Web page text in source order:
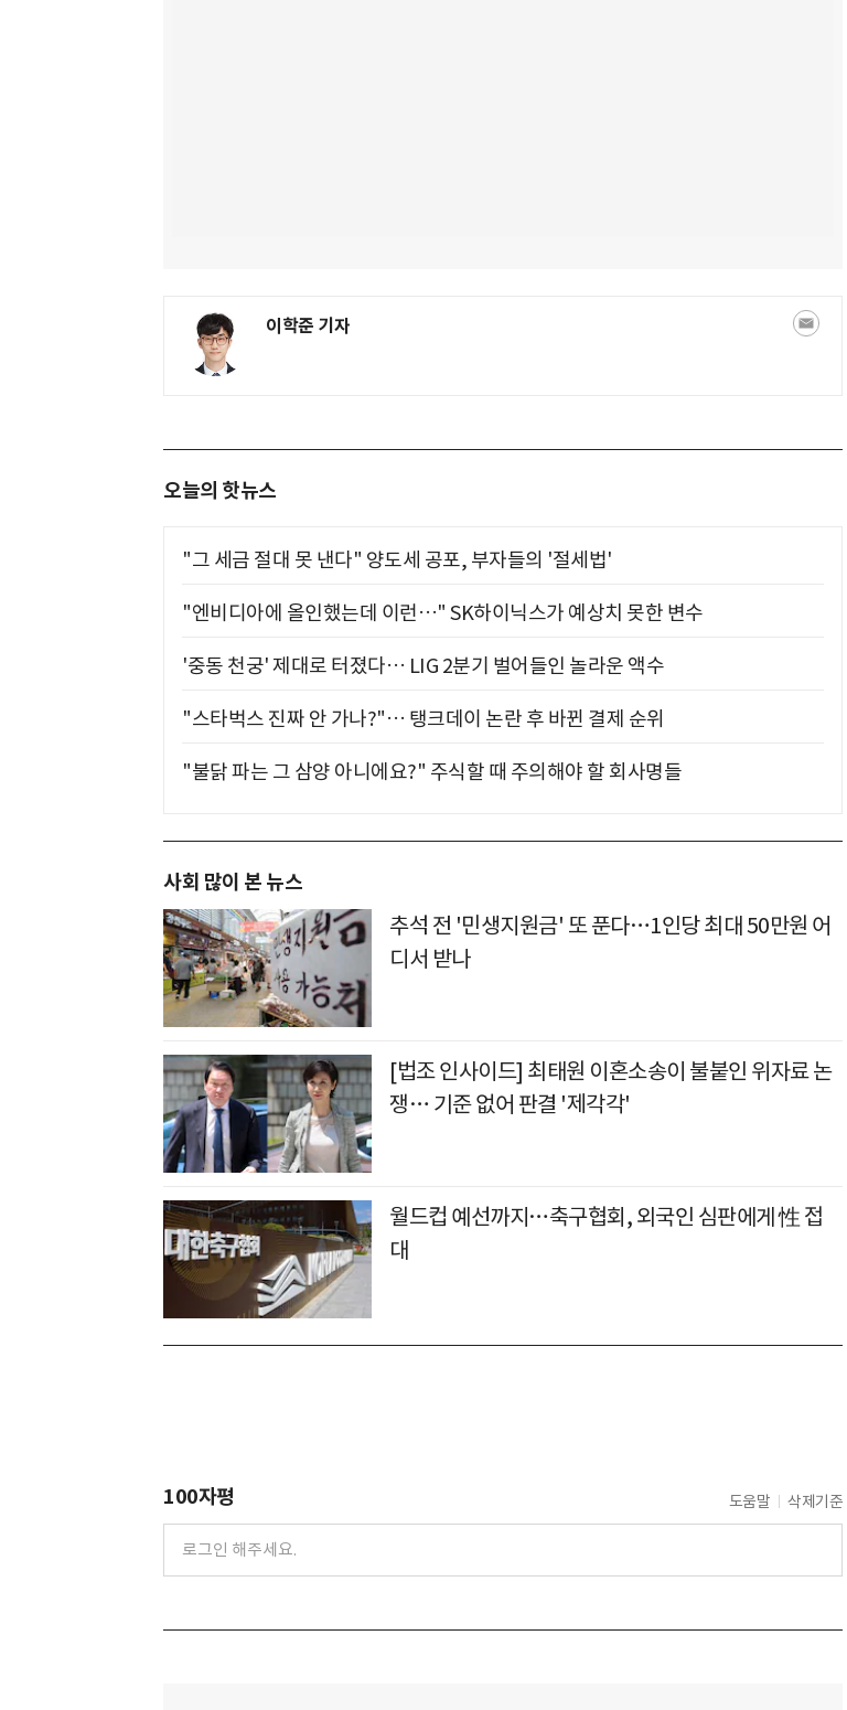
이학준 기자
오늘의 핫뉴스
"그 세금 절대 못 낸다" 양도세 공포, 부자들의 '절세법'
"엔비디아에 올인했는데 이런…" SK하이닉스가 예상치 못한 변수
'중동 천궁' 제대로 터졌다… LIG 2분기 벌어들인 놀라운 액수
"스타벅스 진짜 안 가나?"… 탱크데이 논란 후 바뀐 결제 순위
"불닭 파는 그 삼양 아니에요?" 주식할 때 주의해야 할 회사명들
사회 많이 본 뉴스
추석 전 '민생지원금' 또 푼다…1인당 최대 50만원 어
디서 받나
[법조 인사이드] 최태원 이혼소송이 불붙인 위자료 논
쟁… 기준 없어 판결 '제각각'
월드컵 예선까지…축구협회, 외국인 심판에게 性 접
대
100자평 도움말 삭제기준